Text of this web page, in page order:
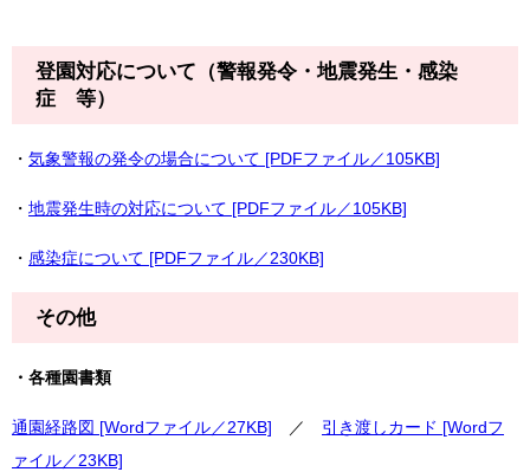
登園対応について（警報発令・地震発生・感染
症 等）
・ 気象警報の発令の場合について [PDFファイル／105KB]
・ 地震発生時の対応について [PDFファイル／105KB]
・ 感染症について [PDFファイル／230KB]
その他
・各種園書類
通園経路図 [Wordファイル／27KB] ／ 引き渡しカード [Wordフ
ァイル／23KB]